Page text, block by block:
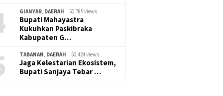
GIANYAR, DAERAH 50,785 views
Bupati Mahayastra
Kukuhkan Paskibraka
Kabupaten G…
TABANAN, DAERAH 50,424 views
Jaga Kelestarian Ekosistem,
Bupati Sanjaya Tebar …